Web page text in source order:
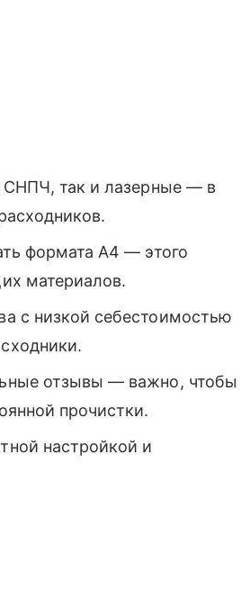
СНПЧ, так и лазерные — в
формата A4 — этого
материалов.
с низкой себестоимостью
отзывы — важно, чтобы
прочистки.
настройкой и